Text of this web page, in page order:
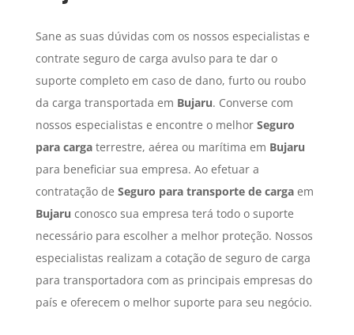
Sane as suas dúvidas com os nossos especialistas e
contrate seguro de carga avulso para te dar o
suporte completo em caso de dano, furto ou roubo
da carga transportada em Bujaru. Converse com
nossos especialistas e encontre o melhor Seguro
para cargaterrestre, aérea ou marítima em Bujaru
para beneficiar sua empresa. Ao efetuar a
contratação de Seguro para transporte de cargaem
Bujaru conosco sua empresa terá todo o suporte
necessário para escolher a melhor proteção. Nossos
especialistas realizam a cotação de seguro de carga
para transportadora com as principais empresas do
país e oferecem o melhor suporte para seu negócio.